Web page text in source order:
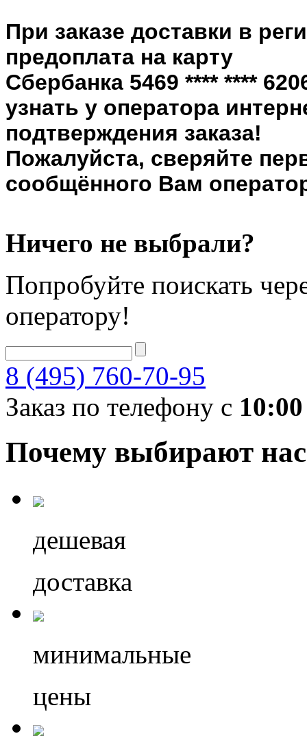
При заказе доставки в
предоплата на карту
Сбербанка 5469 **** ****
узнать у оператора
подтверждения заказа!
Пожалуйста, сверяйте
сообщённого Вам
Ничего не выбрали?
Попробуйте поискать
оператору!
8 (495) 760-70-95
Заказ по телефону с 10:00
Почему выбирают нас
дешевая
доставка
минимальные
цены